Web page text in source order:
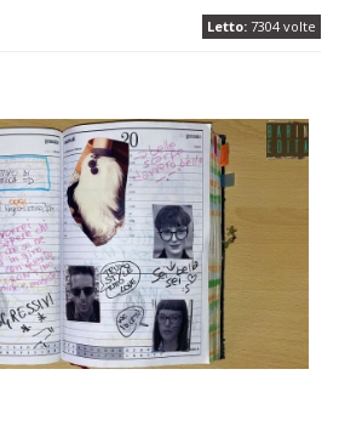
Letto: 7304 volte